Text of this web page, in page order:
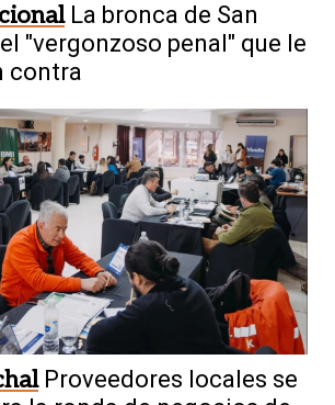
La bronca de San
"vergonzoso penal" que le
contra
Proveedores locales se